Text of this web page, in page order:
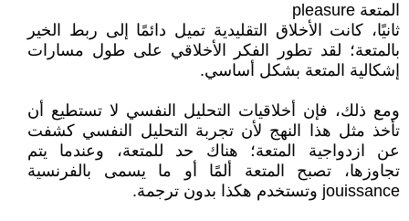
المتعة pleasure
ثانيًا، كانت الأخلاق التقليدية تميل دائمًا إلى ربط الخير
بالمتعة؛ لقد تطور الفكر الأخلاقي على طول مسارات
إشكالية المتعة بشكل أساسي.
ومع ذلك، فإن أخلاقيات التحليل النفسي لا تستطيع أن
تأخذ مثل هذا النهج لأن تجربة التحليل النفسي كشفت
عن ازدواجية المتعة؛ هناك حد للمتعة، وعندما يتم
تجاوزها، تصبح المتعة ألمًا أو ما يسمى بالفرنسية
jouissance وتستخدم هكذا بدون ترجمة.